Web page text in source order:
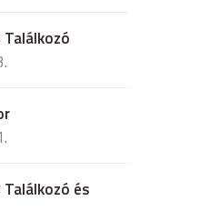
Találkozó
és